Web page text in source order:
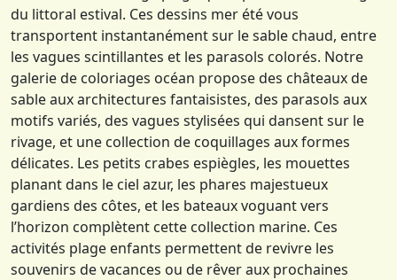
du littoral estival. Ces dessins mer été vous
transportent instantanément sur le sable chaud, entre
les vagues scintillantes et les parasols colorés. Notre
galerie de coloriages océan propose des châteaux de
sable aux architectures fantaisistes, des parasols aux
motifs variés, des vagues stylisées qui dansent sur le
rivage, et une collection de coquillages aux formes
délicates. Les petits crabes espiègles, les mouettes
planant dans le ciel azur, les phares majestueux
gardiens des côtes, et les bateaux voguant vers
l’horizon complètent cette collection marine. Ces
activités plage enfants permettent de revivre les
souvenirs de vacances ou de rêver aux prochaines